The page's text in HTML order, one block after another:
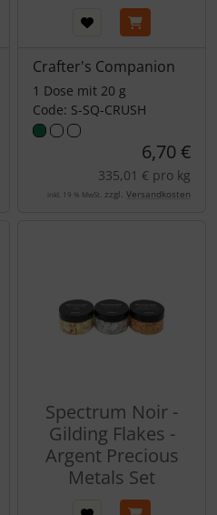
Crafter's Companion
1 Dose mit 20 g
Code: S-SQ-CRUSH
6,70 €
335,01 € pro kg
inkl. 19 % MwSt. zzgl. Versandkosten
Spectrum Noir -
Gilding Flakes -
Argent Precious
Metals Set